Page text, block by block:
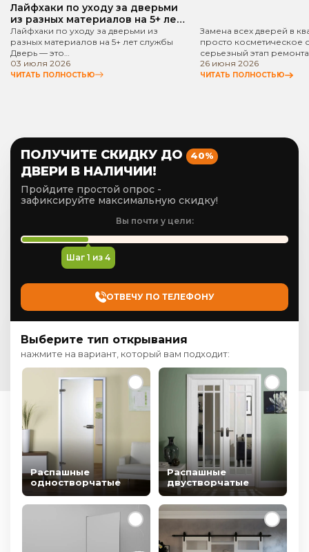
Лайфхаки по уходу за дверьми
из разных материалов на 5+ лет
службы
Лайфхаки по уходу за дверьми из
разных материалов на 5+ лет службы
Дверь — это…
03 июля 2026
ЧИТАТЬ ПОЛНОСТЬЮ
Замена всех дверей в
просто косметическое
серьезный этап
26 июня 2026
ЧИТАТЬ ПОЛНОСТЬЮ
ПОЛУЧИТЕ СКИДКУ ДО 40%
ДВЕРИ В НАЛИЧИИ!
Пройдите простой опрос -
зафиксируйте максимальную скидку!
Вы почти у цели:
Шаг 1 из 4
ОТВЕЧУ ПО ТЕЛЕФОНУ
Выберите тип открывания
нажмите на вариант, который вам подходит:
Распашные
одностворчатые
Распашные
двустворчатые